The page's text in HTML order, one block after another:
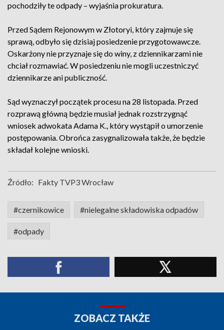
pochodziły te odpady – wyjaśnia prokuratura.
Przed Sądem Rejonowym w Złotoryi, który zajmuje się
sprawą, odbyło się dzisiaj posiedzenie przygotowawcze.
Oskarżony nie przyznaje się do winy, z dziennikarzami nie
chciał rozmawiać. W posiedzeniu nie mogli uczestniczyć
dziennikarze ani publiczność.
Sąd wyznaczył początek procesu na 28 listopada. Przed
rozprawą główną będzie musiał jednak rozstrzygnąć
wniosek adwokata Adama K., który wystąpił o umorzenie
postępowania. Obrońca zasygnalizowała także, że będzie
składał kolejne wnioski.
Źródło: Fakty TVP3 Wrocław
#czernikowice #nielegalne składowiska odpadów
#odpady
ZOBACZ TAKŻE